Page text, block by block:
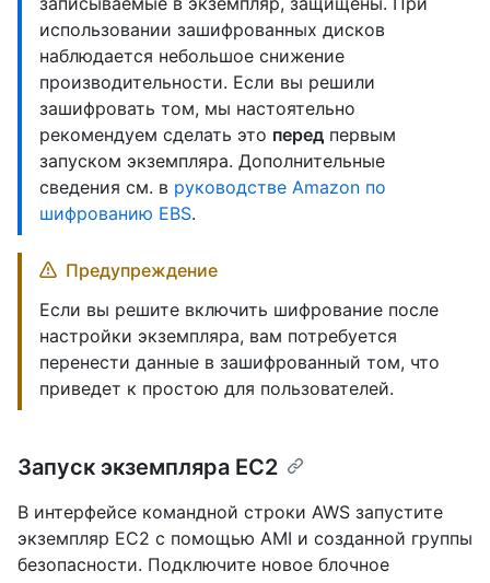
использовании зашифрованных дисков
наблюдается небольшое снижение
производительности. Если вы решили
зашифровать том, мы настоятельно
рекомендуем сделать это перед первым
запуском экземпляра. Дополнительные
сведения см. в руководстве Amazon по
шифрованию EBS.
Предупреждение
Если вы решите включить шифрование после
настройки экземпляра, вам потребуется
перенести данные в зашифрованный том, что
приведет к простою для пользователей.
Запуск экземпляра EC2
В интерфейсе командной строки AWS запустите
экземпляр EC2 с помощью AMI и созданной группы
безопасности. Подключите новое блочное